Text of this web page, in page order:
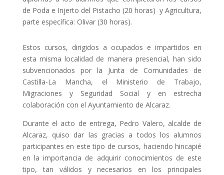
de Poda e Injerto del Pistacho (20 horas) y Agricultura,
parte específica: Olivar (30 horas).
Estos cursos, dirigidos a ocupados e impartidos en
esta misma localidad de manera presencial, han sido
subvencionados por la Junta de Comunidades de
Castilla-La Mancha, el Ministerio de Trabajo,
Migraciones y Seguridad Social y en estrecha
colaboración con el Ayuntamiento de Alcaraz.
Durante el acto de entrega, Pedro Valero, alcalde de
Alcaraz, quiso dar las gracias a todos los alumnos
participantes en este tipo de cursos, haciendo hincapié
en la importancia de adquirir conocimientos de este
tipo, tan válidos y necesarios en los principales